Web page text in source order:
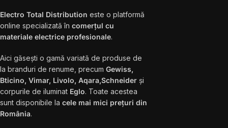
Electro Total Distribution este o platformă
online specializată în comerțul cu
materiale electrice profesionale.
Aici găsești o gamă variată de produse de
la branduri de renume, precum Gewiss,
Bticino, Vimar, Livolo, Aqara,Schneider și
corpurile de iluminat Eglo. Toate acestea
sunt disponibile la cele mai mici prețuri din
România.